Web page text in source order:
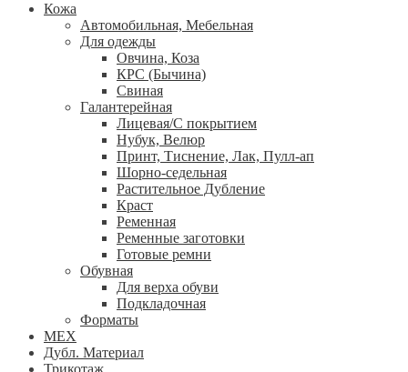
Кожа
Автомобильная, Мебельная
Для одежды
Овчина, Коза
КРС (Бычина)
Свиная
Галантерейная
Лицевая/С покрытием
Нубук, Велюр
Принт, Тиснение, Лак, Пулл-ап
Шорно-седельная
Растительное Дубление
Краст
Ременная
Ременные заготовки
Готовые ремни
Обувная
Для верха обуви
Подкладочная
Форматы
МЕХ
Дубл. Материал
Трикотаж